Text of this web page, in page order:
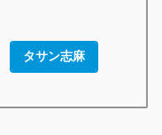
タサン志麻